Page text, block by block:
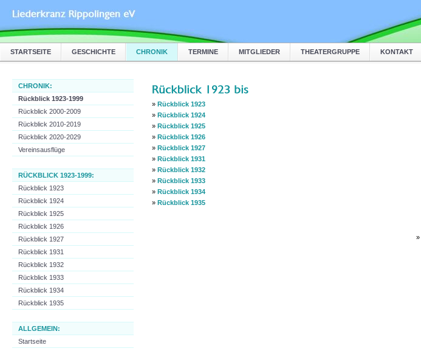
STARTSEITE GESCHICHTE CHRONIK TERMINE MITGLIEDER THEATERGRUPPE KONTAKT
CHRONIK:
Rückblick 1923-1999
Rückblick 2000-2009
Rückblick 2010-2019
Rückblick 2020-2029
Vereinsausflüge
RÜCKBLICK 1923-1999:
Rückblick 1923
Rückblick 1924
Rückblick 1925
Rückblick 1926
Rückblick 1927
Rückblick 1931
Rückblick 1932
Rückblick 1933
Rückblick 1934
Rückblick 1935
ALLGEMEIN:
Startseite
» Rückblick 1923
» Rückblick 1924
» Rückblick 1925
» Rückblick 1926
» Rückblick 1927
» Rückblick 1931
» Rückblick 1932
» Rückblick 1933
» Rückblick 1934
» Rückblick 1935
»